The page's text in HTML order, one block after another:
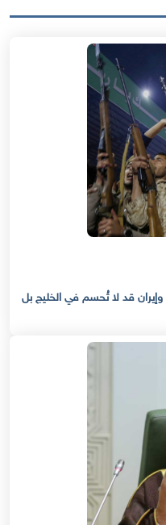
قد لا تُحسم في الخليج بل